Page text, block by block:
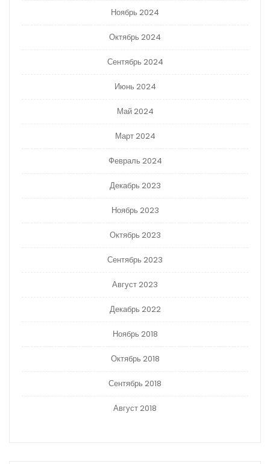
Ноябрь 2024
Октябрь 2024
Сентябрь 2024
Июнь 2024
Май 2024
Март 2024
Февраль 2024
Декабрь 2023
Ноябрь 2023
Октябрь 2023
Сентябрь 2023
Август 2023
Декабрь 2022
Ноябрь 2018
Октябрь 2018
Сентябрь 2018
Август 2018